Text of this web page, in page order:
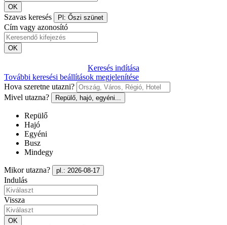
OK
Szavas keresés Pl: Őszi szünet
Cím vagy azonosító
OK
Keresés indítása
További keresési beállítások megjelenítése
Hova szeretne utazni?
Mivel utazna?
Repülő, hajó, egyéni...
Repülő
Hajó
Egyéni
Busz
Mindegy
Mikor utazna? pl.: 2026-08-17
Indulás
Vissza
OK